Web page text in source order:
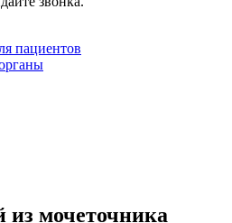
пациентов
из мочеточника